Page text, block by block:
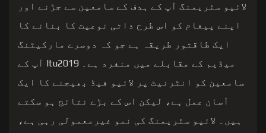
لائیو سٹریمنگ آپ کے ہدف کے سامعین سے جڑنے اور
اپنے پیغام کو اس طرح ذاتی نوعیت کا بنانے کا
ایک طاقتور طریقہ ہے جو کہ دوسرے مارکیٹنگ
میڈیم کے مقابلے میں منفرد ہے۔ Itu2019 آپ کے
سامعین کو انٹرنیٹ پر لائیو فیڈ بھیجنے کا ایک
آسان عمل ہے، لیکن اس کے بڑے نتائج ہو سکتے
ہیں۔ لائیو سٹریمنگ کی نمو غیرمعمولی رہی ہے،